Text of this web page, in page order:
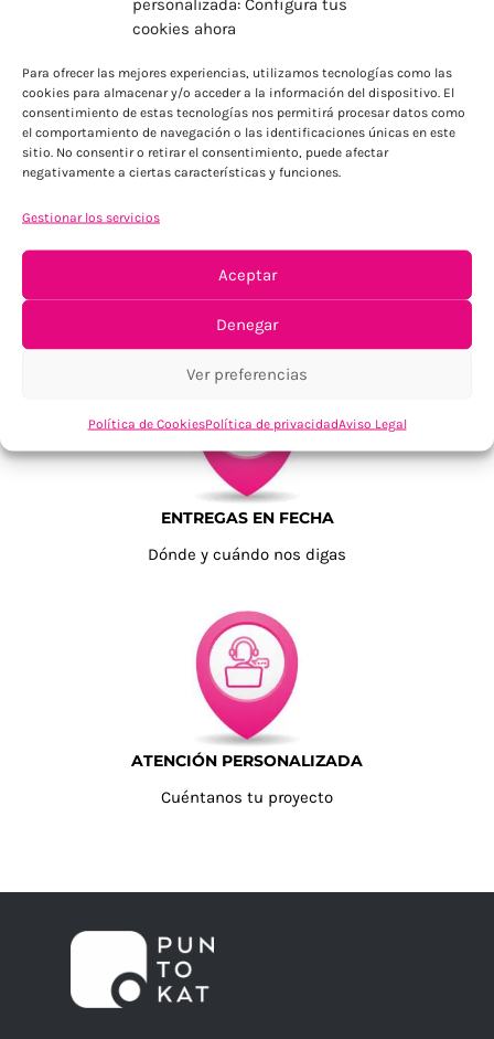
cookies ahora
Para ofrecer las mejores experiencias, utilizamos tecnologías como las
cookies para almacenar y/o acceder a la información del dispositivo. El
consentimiento de estas tecnologías nos permitirá procesar datos como
el comportamiento de navegación o las identificaciones únicas en este
sitio. No consentir o retirar el consentimiento, puede afectar
negativamente a ciertas características y funciones.
Gestionar los servicios
Aceptar
Denegar
Ver preferencias
Política de CookiesPolítica de privacidadAviso Legal
ENVÍOS ECONÓMICOS
Para Península, resto consultar
TU SATISFACCIÓN = LA NUESTRA
ENTREGAS EN FECHA
Dónde y cuándo nos digas
ATENCIÓN PERSONALIZADA
Cuéntanos tu proyecto